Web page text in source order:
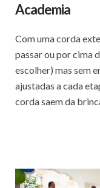
Academia
Com uma corda
passar ou por cima
escolher) mas sem
ajustadas a cada
corda saem da